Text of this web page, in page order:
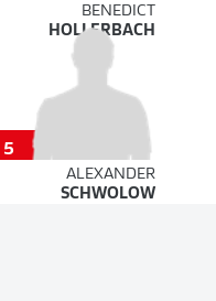
BENEDICT
HOLLERBACH
5
ALEXANDER
SCHWOLOW